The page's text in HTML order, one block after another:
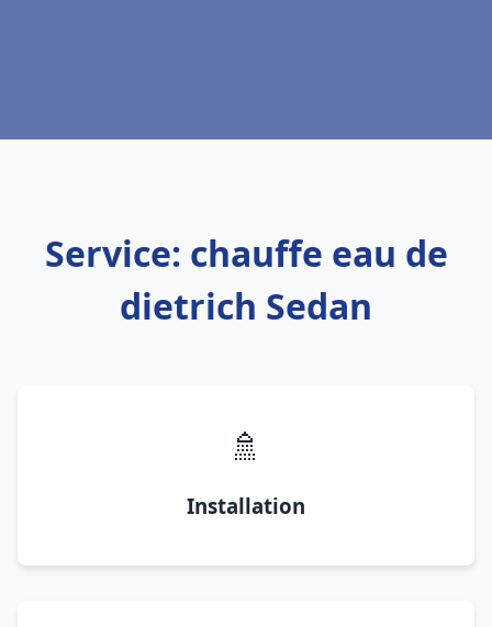
Service: chauffe eau de
dietrich Sedan
🚿
Installation